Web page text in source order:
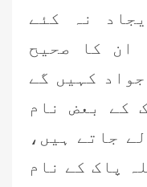
نہ کئے
ان کا صحیح
کہیں گے
کے بعض
نام
جاتے ہیں،
پاک کے نام